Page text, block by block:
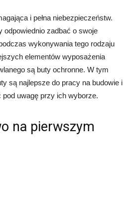
i pełna niebezpieczeństw.
odpowiednio zadbać o swoje
wykonywania tego rodzaju
elementów wyposażenia
są buty ochronne. W tym
są najlepsze do pracy na budowie i
uwagę przy ich wyborze.
na pierwszym